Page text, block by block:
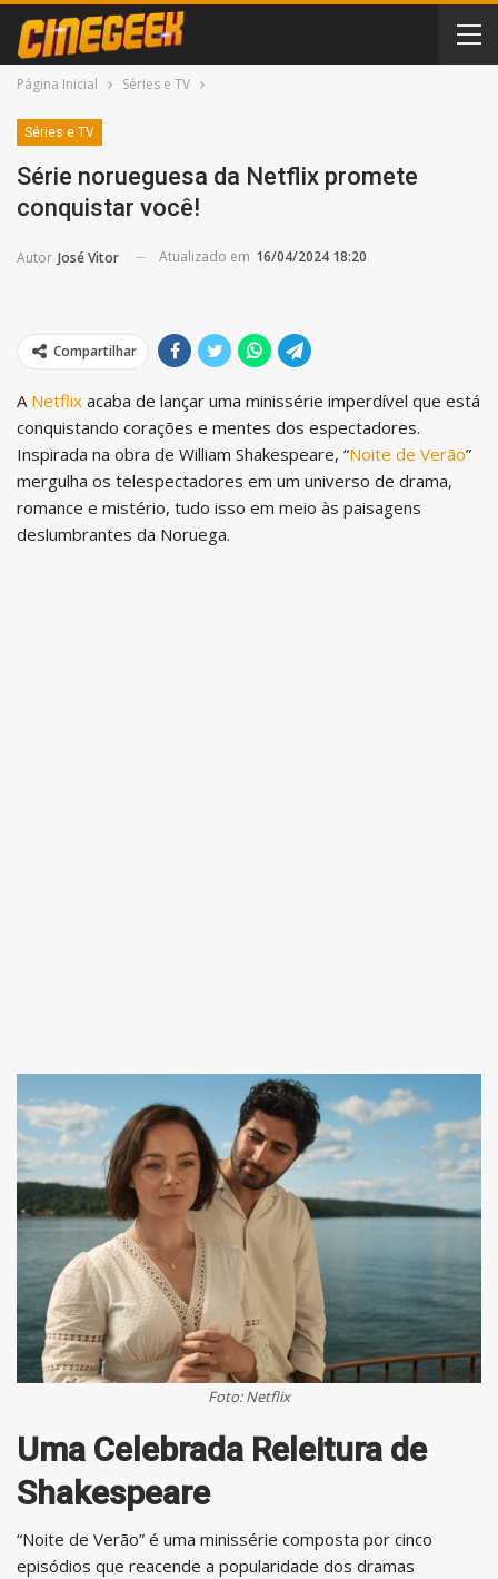
Página Inicial Séries e TV
Séries e TV
Série norueguesa da Netflix promete
conquistar você!
Autor José Vitor Atualizado em 16/04/2024 18:20
Compartilhar
A Netflix acaba de lançar uma minissérie imperdível que está
conquistando corações e mentes dos espectadores.
Inspirada na obra de William Shakespeare, “Noite de Verão”
mergulha os telespectadores em um universo de drama,
romance e mistério, tudo isso em meio às paisagens
deslumbrantes da Noruega.
Foto: Netflix
Uma Celebrada Releitura de
Shakespeare
“Noite de Verão” é uma minissérie composta por cinco
episódios que reacende a popularidade dos dramas